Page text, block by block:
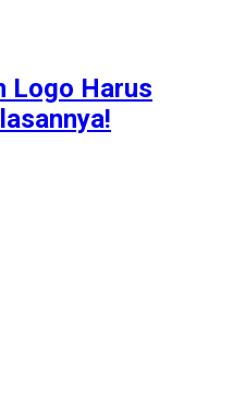
Logo Harus